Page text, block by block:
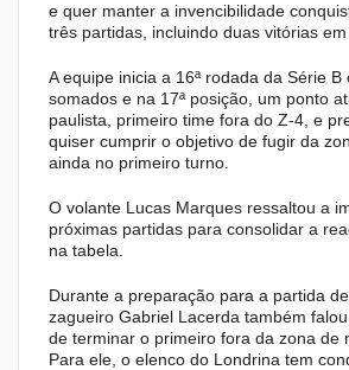
e quer manter a invencibilidade
três partidas, incluindo duas vitórias em
A equipe inicia a 16ª rodada da Série
somados e na 17ª posição, um ponto
paulista, primeiro time fora do Z-4, e
quiser cumprir o objetivo de fugir da
ainda no primeiro turno.
O volante Lucas Marques ressaltou a
próximas partidas para consolidar a
na tabela.
Durante a preparação para a partida
zagueiro Gabriel Lacerda também
de terminar o primeiro fora da zona de
Para ele, o elenco do Londrina tem